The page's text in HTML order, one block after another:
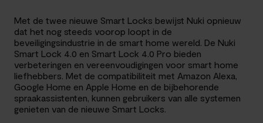
Met de twee nieuwe Smart Locks bewijst Nuki opnieuw
dat het nog steeds voorop loopt in de
beveiligingsindustrie in de smart home wereld. De Nuki
Smart Lock 4.0 en Smart Lock 4.0 Pro bieden
verbeteringen en vereenvoudigingen voor smart home
liefhebbers. Met de compatibiliteit met Amazon Alexa,
Google Home en Apple Home en de bijbehorende
spraakassistenten, kunnen gebruikers van alle systemen
genieten van de nieuwe Smart Locks.